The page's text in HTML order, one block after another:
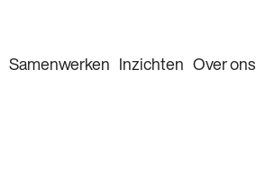
Samenwerken Inzichten Over ons